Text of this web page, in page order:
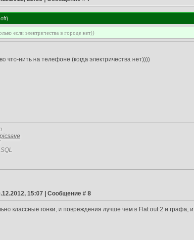
)
если электричества в городе нет))
что-нить на телефоне (когда электричества нет))))
15:07 | Сообщение # 8
классные гонки, и повреждения лучше чем в Flat out 2 и